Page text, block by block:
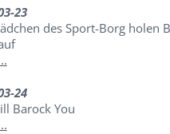
23
des Sport-Borg holen
24
Barock You